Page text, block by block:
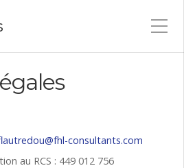
consultants.com
au RCS : 449 012 756